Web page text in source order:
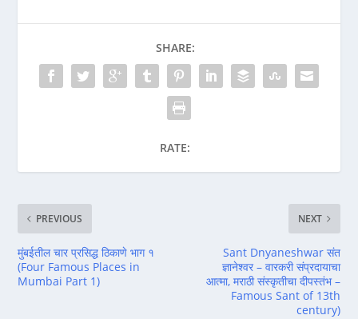
SHARE:
RATE:
PREVIOUS
मुंबईतील चार प्रसिद्ध ठिकाणे भाग १
(Four Famous Places in
Mumbai Part 1)
NEXT
Sant Dnyaneshwar संत
ज्ञानेश्वर – वारकरी संप्रदायाचा
आत्मा, मराठी संस्कृतीचा दीपस्तंभ –
Famous Sant of 13th
century)